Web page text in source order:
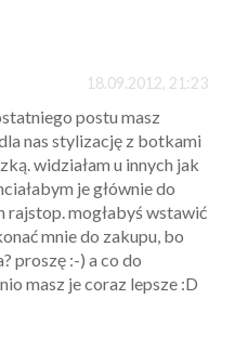
18.09.2012, 21:23
postu masz
nas stylizację z botkami
widziałam u innych jak
je głównie do
rajstop. mogłabyś wstawić
mnie do zakupu, bo
proszę :-) a co do
masz je coraz lepsze :D